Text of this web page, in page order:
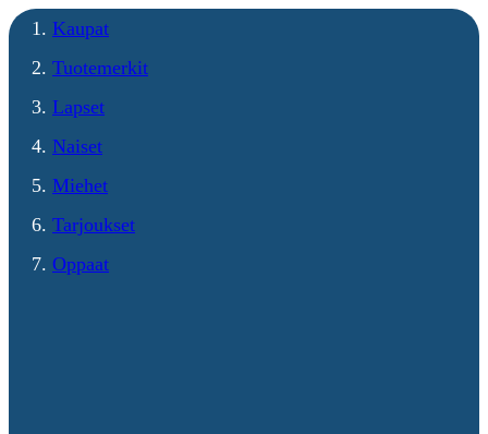
Kaupat
Tuotemerkit
Lapset
Naiset
Miehet
Tarjoukset
Oppaat